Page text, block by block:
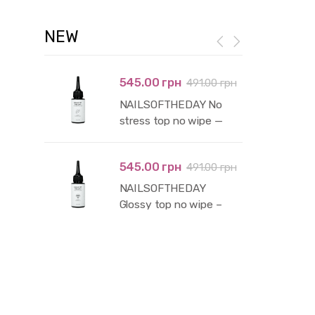
NEW
545.00 грн 491.00 грн
NAILSOFTHEDAY No
stress top no wipe —
фільтрів, 50 мл
545.00 грн 491.00 грн
NAILSOFTHEDAY
Glossy top no wipe –